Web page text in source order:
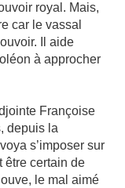
royal. Mais,
car le vassal
Il aide
à approcher
Françoise
depuis la
s’imposer sur
être certain de
le mal aimé